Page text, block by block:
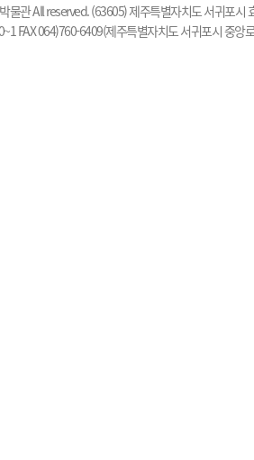
물관 All reserved. (63605) 제주특별자치도 서귀포시
FAX 064)760-6409(제주특별자치도 서귀포시 중